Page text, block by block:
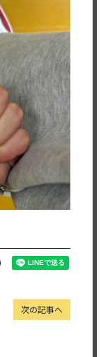
次の記事へ